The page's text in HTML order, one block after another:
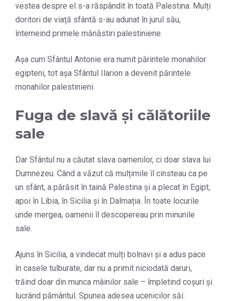
vestea despre el s-a răspândit în toată Palestina. Mulți
doritori de viață sfântă s-au adunat în jurul său,
întemeind primele mănăstiri palestiniene.
Așa cum Sfântul Antonie era numit părintele monahilor
egipteni, tot așa Sfântul Ilarion a devenit părintele
monahilor palestinieni.
Fuga de slavă și călătoriile
sale
Dar Sfântul nu a căutat slava oamenilor, ci doar slava lui
Dumnezeu. Când a văzut că mulțimile îl cinsteau ca pe
un sfânt, a părăsit în taină Palestina și a plecat în Egipt,
apoi în Libia, în Sicilia și în Dalmația. În toate locurile
unde mergea, oamenii îl descopereau prin minunile
sale.
Ajuns în Sicilia, a vindecat mulți bolnavi și a adus pace
în casele tulburate, dar nu a primit niciodată daruri,
trăind doar din munca mâinilor sale – împletind coșuri și
lucrând pământul. Spunea adesea ucenicilor săi: